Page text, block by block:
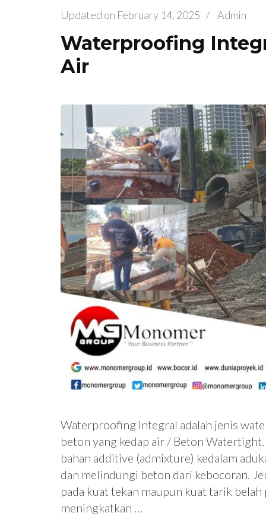
Updated on February 14, 2025 / Admin
Waterproofing
Air
Waterproofing Integral adalah jenis
beton yang kedap air / Beton
bahan additive (admixture) kedalam
dan melindungi beton dari kebocoran.
pada kuat tekan maupun kuat tarik
meningkatkan …